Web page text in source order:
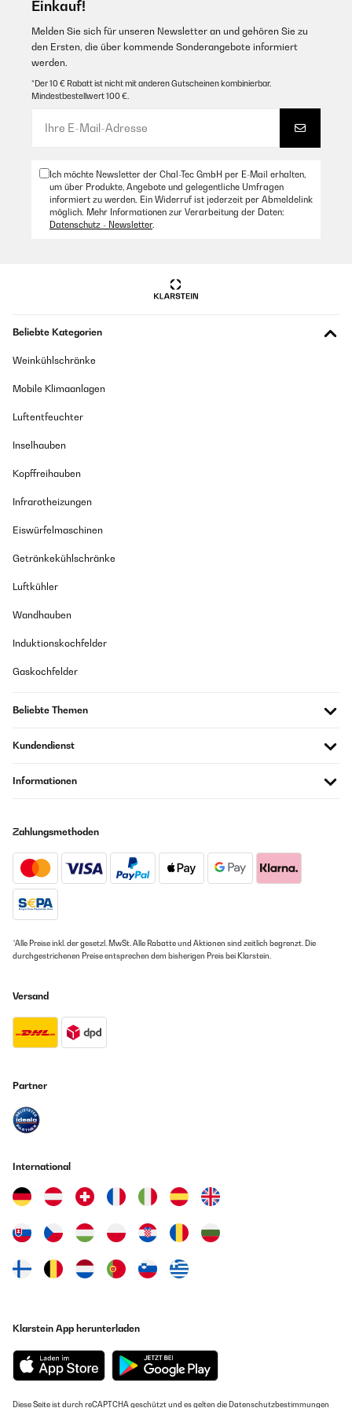
des Metallgehäuses auf. Das lässt auf gute Qualität hoffen. Zu dem
Amazon Benutzer – Bewertung durch Chal-Tec GmbH nicht
eigenständig überprüft
Een mooie, strakke, industriële look, plafond ventilator. Makkelijk
geven bij warme dagen. Zeer stil en makkelijk te bedienen.
eigenständig überprüft
09/06/2020
Goede ventilator, de hoogste stand is zeer krachtig. Het
ophangen en aansluiten was redelijk eenvoudig. De standen
Amazon Benutzer – Bewertung durch Chal-Tec GmbH nicht
Einkauf!
Melden Sie sich für unseren Newsletter an und gehören Sie zu
den Ersten, die über kommende Sonderangebote informiert
werden.
*Der 10 € Rabatt ist nicht mit anderen Gutscheinen kombinierbar.
Mindestbestellwert 100 €.
Ich möchte Newsletter der Chal-Tec GmbH per E-Mail erhalten,
um über Produkte, Angebote und gelegentliche Umfragen
informiert zu werden. Ein Widerruf ist jederzeit per Abmeldelink
möglich. Mehr Informationen zur Verarbeitung der Daten:
Datenschutz - Newsletter.
Beliebte Kategorien
Weinkühlschränke
Mobile Klimaanlagen
Luftentfeuchter
Inselhauben
Kopffreihauben
Infrarotheizungen
Eiswürfelmaschinen
Getränkekühlschränke
Luftkühler
Wandhauben
Induktionskochfelder
Gaskochfelder
Beliebte Themen
Kundendienst
Informationen
Zahlungsmethoden
*Alle Preise inkl. der gesetzl. MwSt. Alle Rabatte und Aktionen sind zeitlich begrenzt. Die
durchgestrichenen Preise entsprechen dem bisherigen Preis bei Klarstein.
Versand
Partner
International
Klarstein App herunterladen
Diese Seite ist durch reCAPTCHA geschützt und es gelten die Datenschutzbestimmungen